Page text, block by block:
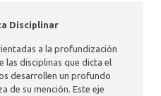
Disciplinar
a la profundización
las disciplinas que dicta el
desarrollen un profundo
de su mención. Este eje